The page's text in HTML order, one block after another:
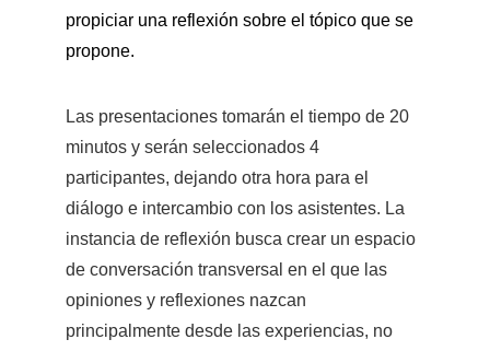
propiciar una reflexión sobre el tópico que se
propone.
Las presentaciones tomarán el tiempo de 20
minutos y serán seleccionados 4
participantes, dejando otra hora para el
diálogo e intercambio con los asistentes. La
instancia de reflexión busca crear un espacio
de conversación transversal en el que las
opiniones y reflexiones nazcan
principalmente desde las experiencias, no